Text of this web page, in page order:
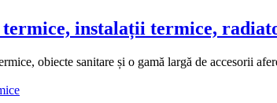
instalații termice,
obiecte sanitare și o gamă largă de accesorii